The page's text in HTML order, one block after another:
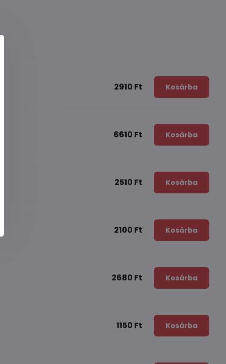
2910 Ft Kosárba
6610 Ft Kosárba
2510 Ft Kosárba
2100 Ft Kosárba
2680 Ft Kosárba
1150 Ft Kosárba